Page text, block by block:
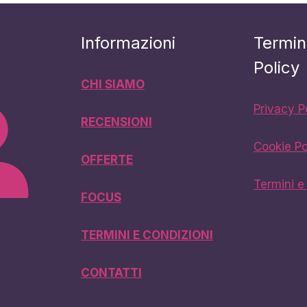
Informazioni
CHI SIAMO
RECENSIONI
OFFERTE
FOCUS
TERMINI E CONDIZIONI
CONTATTI
Policy
Privacy
Cookie
Termini